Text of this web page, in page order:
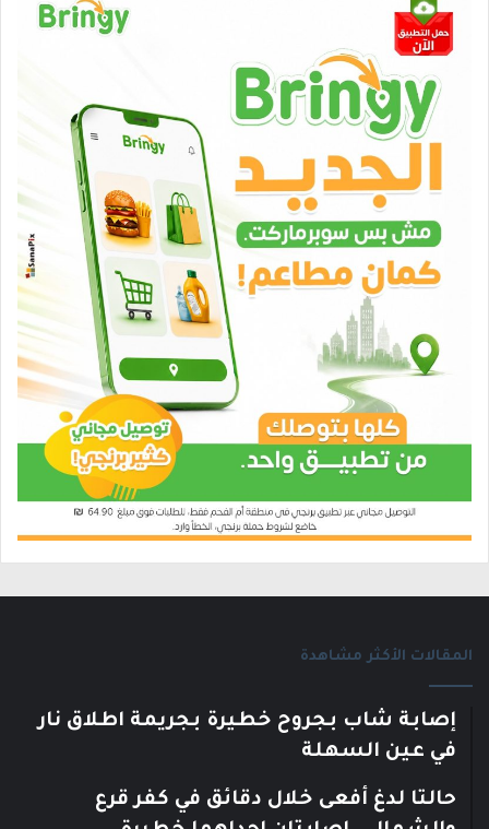
المقالات الأكثر مشاهدة
إصابة شاب بجروح خطيرة بجريمة اطلاق نار
في عين السهلة
حالتا لدغ أفعى خلال دقائق في كفر قرع